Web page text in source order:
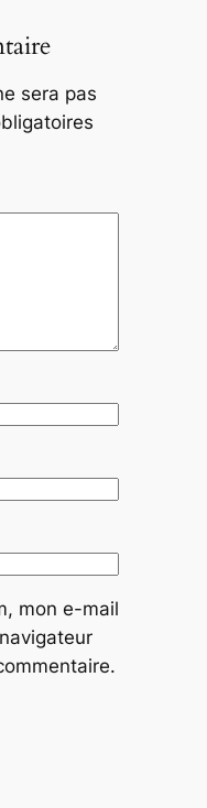
sera pas
mon e-mail